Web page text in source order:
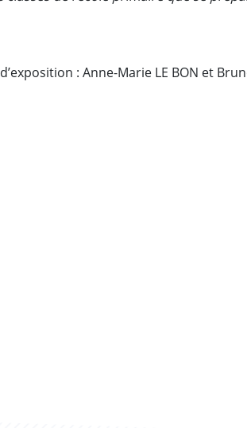
: Anne-Marie LE BON et